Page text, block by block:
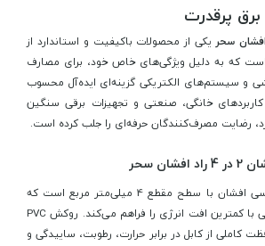
پرقدرت
یکی از محصولات باکیفیت و استاندارد از
است که به دلیل ویژگی‌های خاص خود، برای مصارف
و سیستم‌های الکتریکی گزینه‌ای ایده‌آل محسوب
خانگی، صنعتی و تجهیزات برقی سنگین
رضایت مصرف‌کنندگان حرفه‌ای را جلب کرده است.
سحر
این کابل شامل دو رشته مسی افشان با سطح مقطع 4 میلی‌متر مربع است که
امکان انتقال جریان الکتریکی با کمترین افت انرژی را فراهم می‌کند. روکش PVC
کاملی از کابل در برابر حرارت، رطوبت، ساییدگی و